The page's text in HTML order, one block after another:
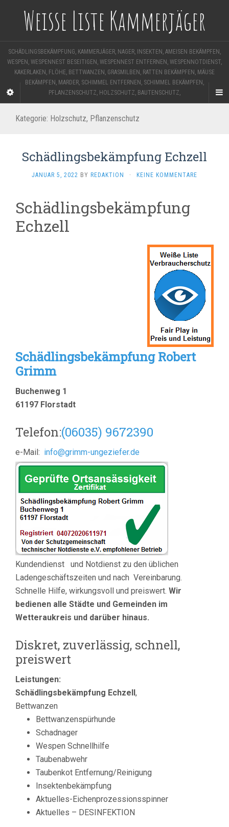
Weisse Liste Kammerjäger
SCHÄDLINGSBEKÄMPFUNG, KAMMERJÄGER, NAGER, INSEKTEN, AMEISEN BEKÄMPFEN,
WESPEN, WESPENNEST BESEITIGEN, WESPENNEST ENTFERNEN, WESPENNOTDIENST,
KAKERLAKEN, FLÖHE, BETTWANZEN, GRASMILBEN, RATTEN BEKÄMPFEN, MÄUSE
BEKÄMPFEN, MARDER, SCHIMMEL ENTFERNEN, SCHIMMEL BEKÄMPFEN,
PFLANZENSCHUTZ, HOLZSCHUTZ, BAUTENSCHUTZ,
Kategorie: Holzschutz, Pflanzenschutz
Schädlingsbekämpfung Echzell
JANUAR 5, 2022 BY REDAKTION · KEINE KOMMENTARE
Schädlingsbekämpfung
Echzell
Schädlingsbekämpfung Robert
Grimm
Buchenweg 1
61197 Florstadt
Telefon:(06035) 9672390
e-Mail: info@grimm-ungeziefer.de
Kundendienst und Notdienst zu den üblichen
Ladengeschäftszeiten und nach Vereinbarung.
Schnelle Hilfe, wirkungsvoll und preiswert. Wir
bedienen alle Städte und Gemeinden im
Wetteraukreis und darüber hinaus.
Diskret, zuverlässig, schnell,
preiswert
Leistungen:
Schädlingsbekämpfung Echzell,
Bettwanzen
Bettwanzenspürhunde
Schadnager
Wespen Schnellhilfe
Taubenabwehr
Taubenkot Entfernung/Reinigung
Insektenbekämpfung
Aktuelles-Eichenprozessionsspinner
Aktuelles – DESINFEKTION